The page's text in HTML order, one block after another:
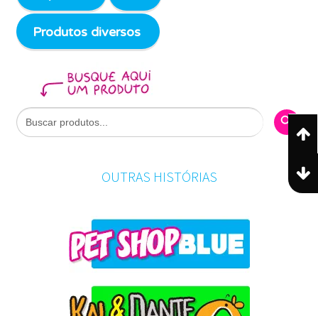
Produtos diversos
Search
for:
Search
OUTRAS HISTÓRIAS